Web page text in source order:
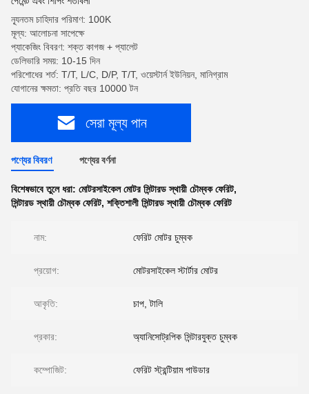
ন্যূনতম চাহিদার পরিমাণ: 100K
মূল্য: আলোচনা সাপেক্ষে
প্যাকেজিং বিবরণ: শক্ত কাগজ + প্যালেট
ডেলিভারি সময়: 10-15 দিন
পরিশোধের শর্ত: T/T, L/C, D/P, T/T, ওয়েস্টার্ন ইউনিয়ন, মানিগ্রাম
যোগানের ক্ষমতা: প্রতি বছর 10000 টন
সেরা মূল্য পান
পণ্যের বিবরণ পণ্যের বর্ণনা
বিশেষভাবে তুলে ধরা: মোটরসাইকেল মোটর সিন্টারড স্থায়ী চৌম্বক ফেরিট,
সিন্টারড স্থায়ী চৌম্বক ফেরিট, শক্তিশালী সিন্টারড স্থায়ী চৌম্বক ফেরিট
নাম: ফেরিট মোটর চুম্বক
প্রয়োগ: মোটরসাইকেল স্টার্টার মোটর
আকৃতি: চাপ, টালি
প্রকার: অ্যানিসোট্রপিক সিন্টারযুক্ত চুম্বক
কম্পোজিট: ফেরিট স্ট্রন্টিয়াম পাউডার